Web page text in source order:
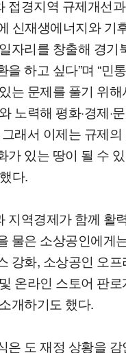
접경지역 규제개선
신재생에너지와 기
자리를 창출해 경기
을 하고 싶다”며 “민
는 문제를 풀기 위
노력해 평화·경제·
래서 이제는 규제
가 있는 땅이 될 수
다.
지역경제가 함께 활
물은 소상공인에게
강화, 소상공인 오
온라인 스토어 판
개하기도 했다.
은 도 재정 상황을